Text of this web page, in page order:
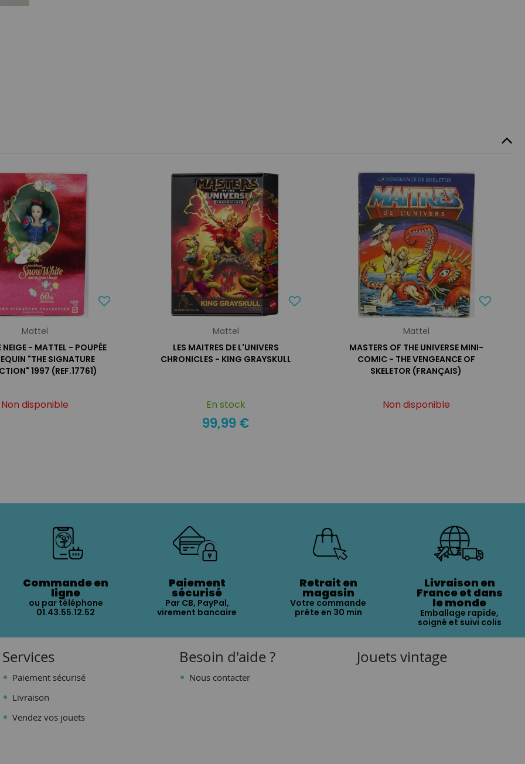
Mattel
NEIGE - MATTEL - POUPÉE
"THE SIGNATURE
1997 (REF.17761)
Non disponible
Mattel
LES MAITRES DE L'UNIVERS
CHRONICLES - KING GRAYSKULL
En stock
99,99 €
Mattel
MASTERS OF THE UNIVERSE MINI-
COMIC - THE VENGEANCE OF
SKELETOR (FRANÇAIS)
Non disponible
Commande en
ligne
ou par téléphone
01.43.55.12.52
Paiement
sécurisé
Par CB, PayPal,
virement bancaire
Retrait en
magasin
Votre commande
prête en 30 min
Livraison en
France et dans
le monde
Emballage rapide,
soigné et suivi colis
Services
Paiement sécurisé
Livraison
Vendez vos jouets
Besoin d'aide ?
Nous contacter
Jouets vintage